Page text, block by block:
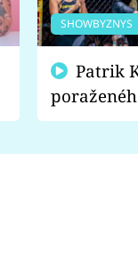
SHOWBYZNYS
fanoušci